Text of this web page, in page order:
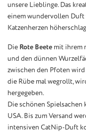
unsere Lieblinge. Das
einem wundervollen Duft
Katzenherzen
Die Rote Beete mit ihrem
und den dünnen
zwischen den Pfoten
die Rübe mal wegrollt,
hergegeben.
Die schönen Spielsachen
USA. Bis zum Versand
intensiven CatNip-Duft